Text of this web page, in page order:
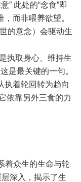
” 此处的“念食”即
，而非喂养欲望。
的意念）会驱动生
执取身心、维持生
是最关键的一句。
执着轮回转为趋向
依靠另外三食的力
着众生的生命与轮
层深入，揭示了生